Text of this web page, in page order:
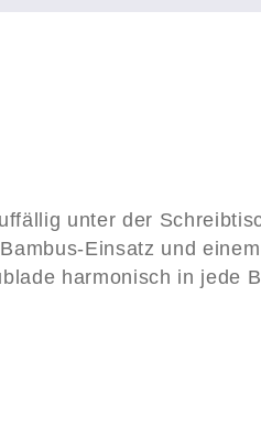
unter der
Einsatz und
harmonisch in jede